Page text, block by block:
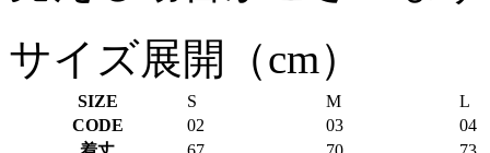
サイズ展開（cm）
SIZE S M
L
CODE
02 03
04